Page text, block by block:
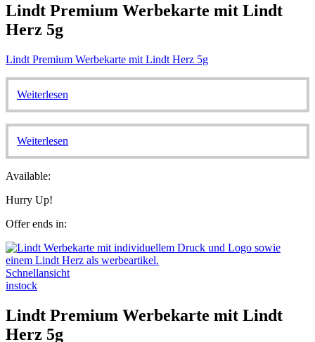
Lindt Premium Werbekarte mit Lindt
Herz 5g
Lindt Premium Werbekarte mit Lindt Herz 5g
Weiterlesen
Weiterlesen
Available:
Hurry Up!
Offer ends in:
Schnellansicht
instock
Lindt Premium Werbekarte mit Lindt
Herz 5g